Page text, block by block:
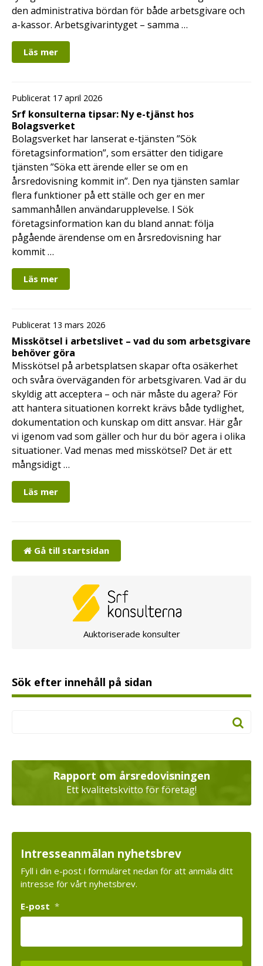
den administrativa bördan för både arbetsgivare och
a-kassor. Arbetsgivarintyget – samma …
Läs mer
Publicerat 17 april 2026
Srf konsulterna tipsar: Ny e-tjänst hos
Bolagsverket
Bolagsverket har lanserat e-tjänsten ”Sök
företagsinformation”, som ersätter den tidigare
tjänsten ”Söka ett ärende eller se om en
årsredovisning kommit in”. Den nya tjänsten samlar
flera funktioner på ett ställe och ger en mer
sammanhållen användarupplevelse. I Sök
företagsinformation kan du bland annat: följa
pågående ärendense om en årsredovisning har
kommit …
Läs mer
Publicerat 13 mars 2026
Misskötsel i arbetslivet – vad du som arbetsgivare
behöver göra
Misskötsel på arbetsplatsen skapar ofta osäkerhet
och svåra överväganden för arbetsgivaren. Vad är du
skyldig att acceptera – och när måste du agera? För
att hantera situationen korrekt krävs både tydlighet,
dokumentation och kunskap om ditt ansvar. Här går
vi igenom vad som gäller och hur du bör agera i olika
situationer. Vad menas med misskötsel? Det är ett
mångsidigt …
Läs mer
Gå till startsidan
Auktoriserade konsulter
Sök efter innehåll på sidan
Rapport om årsredovisningen
Ett kvalitetskvitto för företag!
Intresseanmälan nyhetsbrev
Fyll i din e-post i formuläret nedan för att anmäla ditt
intresse för vårt nyhetsbrev.
E-post *